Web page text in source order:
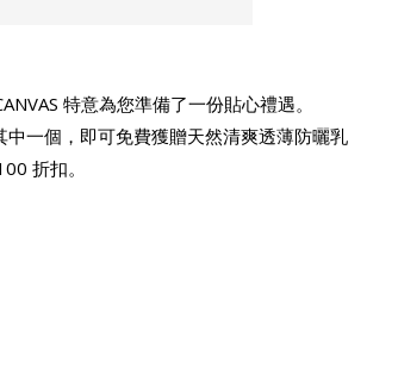
特意為您準備了一份貼心禮遇。
一個，即可免費獲贈天然清爽透薄防曬乳
折扣。